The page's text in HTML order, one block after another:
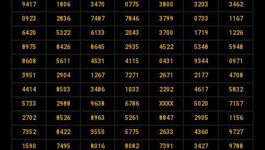
9417 1806 3470 0775 3800 3203 3462
0923 2836 7487 7846 3799 0733 1167
6420 5322 6133 2043 3700 1719 1226
8975 8426 8645 2935 4522 5348 5948
8608 5611 4531 4115 0431 9344 0971
3951 2904 1267 7271 2671 2177 4708
4414 8503 3486 1033 2202 4617 5832
5733 2988 9638 6786 XXXX 5020 7157
2702 8526 8963 5261 8847 2905 1156
7352 8422 3550 5775 2633 4360 9727
1590 7495 8016 8082 7391 3427 9788